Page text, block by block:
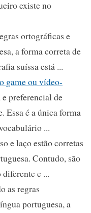
existe no
ortográficas e
a forma correta de
suíssa está ...
game ou vídeo-
preferencial de
Essa é a única forma
...
e laço estão corretas
Contudo, são
e ...
as regras
portuguesa, a